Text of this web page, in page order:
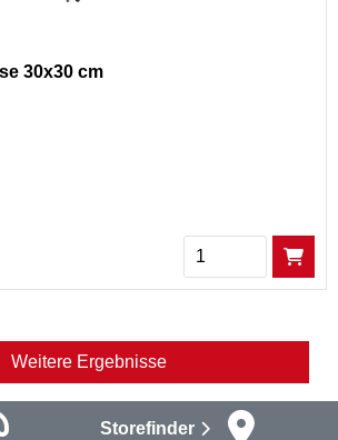
30x30 cm
Menge
Weitere Ergebnisse
Storefinder